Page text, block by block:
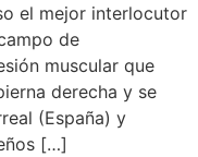
el mejor interlocutor
de
muscular que
derecha y se
(España) y
[…]